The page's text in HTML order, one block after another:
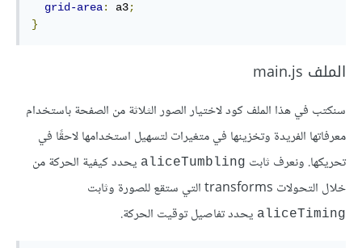
grid-area: a3;
}
الملف main.js
سنكتب في هذا الملف كود لاختيار الصور الثلاثة من الصفحة باستخدام
معرفاتها الفريدة وتخزينها في متغيرات لتسهيل استخدامها لاحقًا في
تحريكها. ونعرف ثابت aliceTumbling يحدد كيفية الحركة من
خلال التحولات transforms التي ستقع للصورة وثابت
aliceTiming يحدد تفاصيل توقيت الحركة.